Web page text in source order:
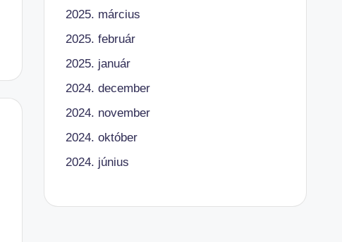
2025. március
2025. február
2025. január
2024. december
2024. november
2024. október
2024. június